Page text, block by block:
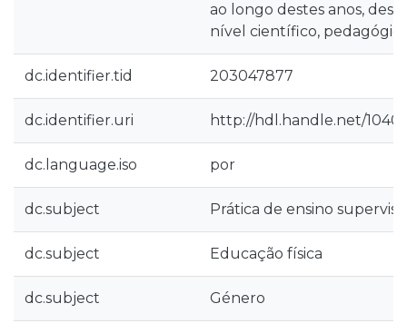
ao longo destes anos,
nível científico,
dc.identifier.tid 203047877
dc.identifier.uri http://hdl.handle.net/
dc.language.iso por
dc.subject Prática de ensino
dc.subject Educação física
dc.subject Género